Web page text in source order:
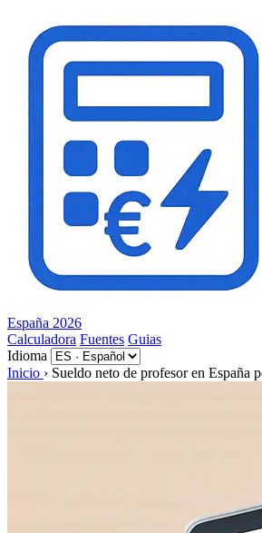
España 2026
Calculadora Fuentes Guias
Idioma
Inicio › Sueldo neto de profesor en España